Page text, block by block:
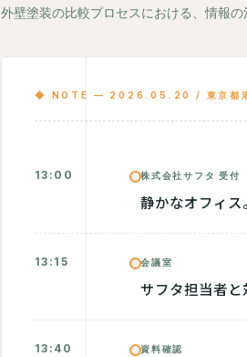
外壁塗装の比較プロセスにおける、情報の
◆ NOTE — 2026.05.20 / 東京都
13:00 株式会社サフタ 受付
静かなオフィス
13:15 会議室
サフタ担当者と
13:40 資料確認